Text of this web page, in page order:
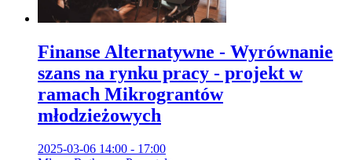
Finanse Alternatywne - Wyrównanie
szans na rynku pracy - projekt w
ramach Mikrograntów
młodzieżowych
2025-03-06 14:00 - 17:00